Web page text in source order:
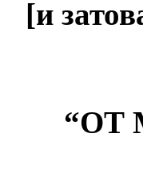
[и
“ОТ